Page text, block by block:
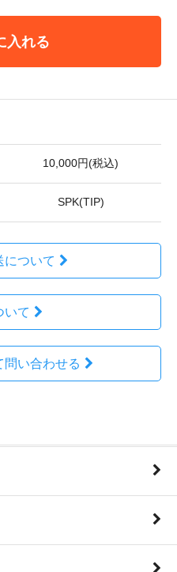
入れる
10,000円(税込)
SPK(TIP)
について
いて
問い合わせる